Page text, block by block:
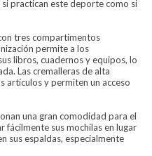
practican este deporte como si
tres compartimentos
permite a los
libros, cuadernos y equipos, lo
Las cremalleras de alta
artículos y permiten un acceso
una gran comodidad para el
fácilmente sus mochilas en lugar
sus espaldas, especialmente